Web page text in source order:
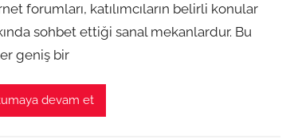
forumları, katılımcıların belirli konular
sohbet ettiği sanal mekanlardur. Bu
geniş bir
devam et